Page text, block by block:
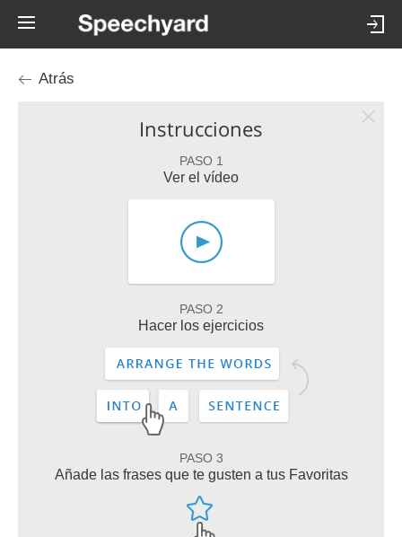
Atrás
Instrucciones
PASO 1
Ver el vídeo
PASO 2
Hacer los ejercicios
PASO 3
Añade las frases que te gusten a tus Favoritas